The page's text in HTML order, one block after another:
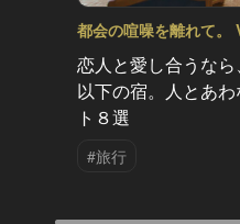
都会の喧噪を離れて。
恋人と愛し合うな
以下の宿。人とあ
ト８選
#旅行